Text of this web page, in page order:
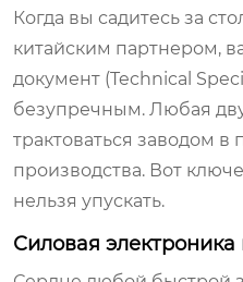
Когда вы садитесь за
китайским партнером,
документ (Technical
безупречным. Любая
трактоваться заводом
производства. Вот
нельзя упускать.
Силовая